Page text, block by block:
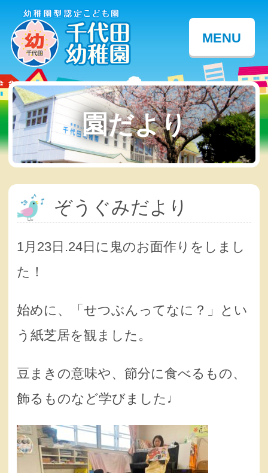
MENU
園だより
ぞうぐみだより
1月23日.24日に鬼のお面作りをしまし
た！
始めに、「せつぶんってなに？」とい
う紙芝居を観ました。
豆まきの意味や、節分に食べるもの、
飾るものなど学びました♩